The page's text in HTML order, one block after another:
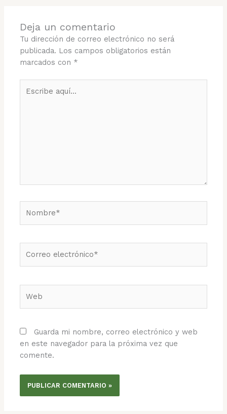
Deja un comentario
Tu dirección de correo electrónico no será
publicada. Los campos obligatorios están
marcados con *
aquí...
electrónico*
Guarda mi nombre, correo electrónico y web
en este navegador para la próxima vez que
comente.